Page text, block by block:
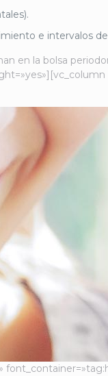
e intervalos
en la bolsa